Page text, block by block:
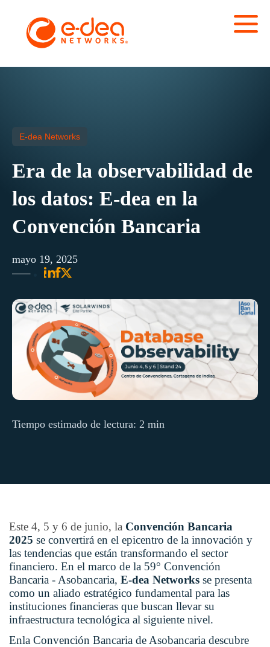
E-dea Networks
Era de la observabilidad de
los datos: E-dea en la
Convención Bancaria
mayo 19, 2025
Tiempo estimado de lectura: 2 min
Este 4, 5 y 6 de junio, la Convención Bancaria
2025 se convertirá en el epicentro de la innovación y
las tendencias que están transformando el sector
financiero. En el marco de la 59° Convención
Bancaria - Asobancaria, E-dea Networks se presenta
como un aliado estratégico fundamental para las
instituciones financieras que buscan llevar su
infraestructura tecnológica al siguiente nivel.
Enla Convención Bancaria de Asobancaria descubre